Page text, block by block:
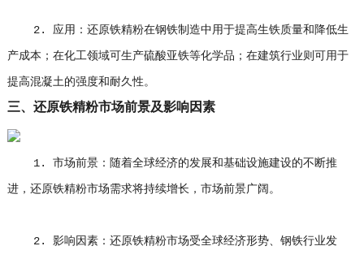
2. 应用：还原铁精粉在钢铁制造中用于提高生铁质量和降低生
产成本；在化工领域可生产硫酸亚铁等化学品；在建筑行业则可用于
提高混凝土的强度和耐久性。
三、还原铁精粉市场前景及影响因素
1. 市场前景：随着全球经济的发展和基础设施建设的不断推
进，还原铁精粉市场需求将持续增长，市场前景广阔。
2. 影响因素：还原铁精粉市场受全球经济形势、钢铁行业发